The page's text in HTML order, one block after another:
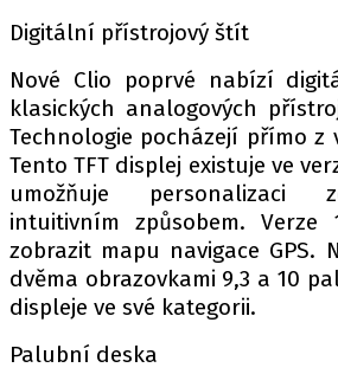
Digitální přístrojový štít
Nové Clio poprvé nabízí
klasických analogových
Technologie pocházejí přímo z
Tento TFT displej existuje ve
umožňuje personalizaci
intuitivním způsobem. Verze
zobrazit mapu navigace GPS.
dvěma obrazovkami 9,3 a 10
displeje ve své kategorii.
Palubní deska